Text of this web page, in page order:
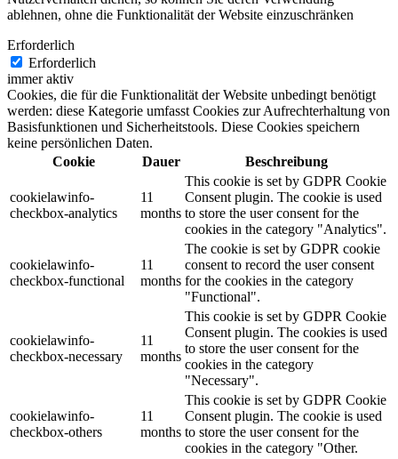
ablehnen, ohne die Funktionalität der Website einzuschränken
Erforderlich
Erforderlich
immer aktiv
Cookies, die für die Funktionalität der Website unbedingt benötigt
werden: diese Kategorie umfasst Cookies zur Aufrechterhaltung von
Basisfunktionen und Sicherheitstools. Diese Cookies speichern
keine persönlichen Daten.
Cookie
Dauer Beschreibung
cookielawinfo-
checkbox-analytics
11
months
This cookie is set by GDPR Cookie
Consent plugin. The cookie is used
to store the user consent for the
cookies in the category "Analytics".
cookielawinfo-
checkbox-functional
11
months
The cookie is set by GDPR cookie
consent to record the user consent
for the cookies in the category
"Functional".
cookielawinfo-
checkbox-necessary
11
months
This cookie is set by GDPR Cookie
Consent plugin. The cookies is used
to store the user consent for the
cookies in the category
"Necessary".
cookielawinfo-
checkbox-others
11
months
This cookie is set by GDPR Cookie
Consent plugin. The cookie is used
to store the user consent for the
cookies in the category "Other.